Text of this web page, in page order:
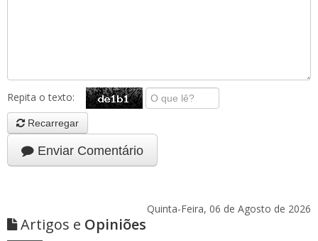
Repita o texto:
Recarregar
Enviar Comentário
Quinta-Feira, 06 de Agosto de 2026
Artigos e Opiniões